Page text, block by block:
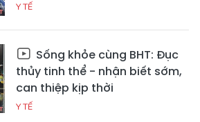
Y TẾ
Sống khỏe cùng BHT: Đục
thủy tinh thể - nhận biết sớm,
can thiệp kịp thời
Y TẾ